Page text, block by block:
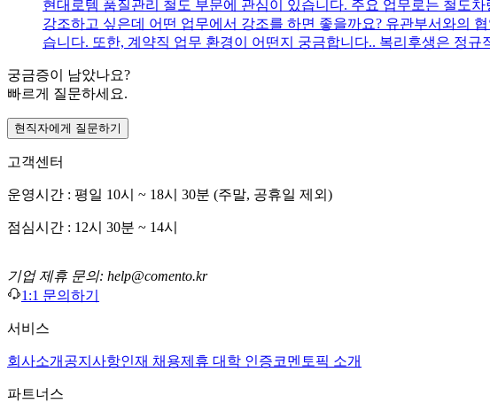
현대로템 품질관리 철도 부문에 관심이 있습니다. 주요 업무로는 철도
강조하고 싶은데 어떤 업무에서 강조를 하면 좋을까요? 유관부서와의
습니다. 또한, 계약직 업무 환경이 어떤지 궁금합니다.. 복리후생은 정규
궁금증이 남았나요?
빠르게 질문하세요.
현직자에게 질문하기
고객센터
운영시간 : 평일 10시 ~ 18시 30분 (주말, 공휴일 제외)
점심시간 : 12시 30분 ~ 14시
기업 제휴 문의: help@comento.kr
1:1 문의하기
서비스
회사소개 공지사항인재 채용제휴 대학 인증코멘토픽 소개
파트너스